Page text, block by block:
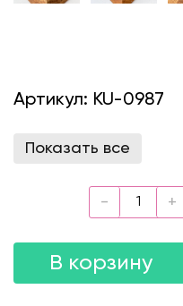
Артикул: KU-0987
Показать все
В корзину